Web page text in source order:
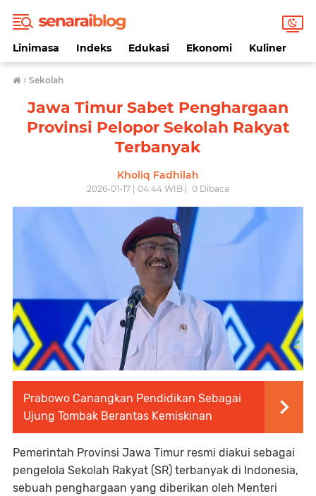
Linimasa Indeks Edukasi Ekonomi Kuliner
› Sekolah
Jawa Timur Sabet Penghargaan
Provinsi Pelopor Sekolah Rakyat
Terbanyak
Kholiq Fadhilah
2026-01-17 | 04:44 WIB | 0 Dibaca
Prabowo Canangkan Pendidikan Sebagai
Ujung Tombak Berantas Kemiskinan
Pemerintah Provinsi Jawa Timur resmi diakui sebagai
pengelola Sekolah Rakyat (SR) terbanyak di Indonesia,
sebuah penghargaan yang diberikan oleh Menteri